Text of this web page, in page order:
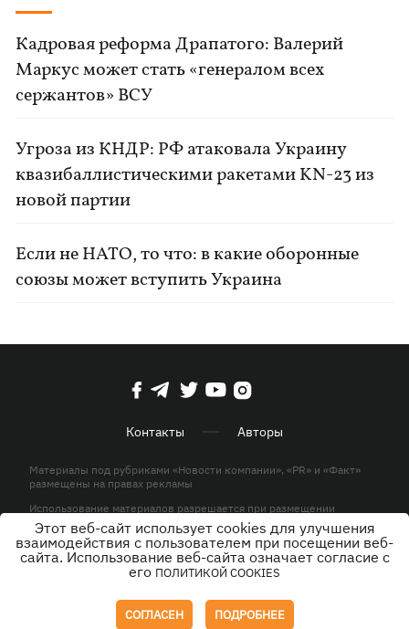
Кадровая реформа Драпатого: Валерий
Маркус может стать «генералом всех
сержантов» ВСУ
Угроза из КНДР: РФ атаковала Украину
квазибаллистическими ракетами KN-23 из
новой партии
Если не НАТО, то что: в какие оборонные
союзы может вступить Украина
Контакты Авторы
Материалы под рубриками «Новости компании», «PR» и «Факт»
размещены на правах рекламы
Использование материалов разрешается при размещении
активной гиперссылки на KP.UA в первом абзаце.
© ООО «ЮЛАВ МЕДИА»,2026. Все права защищены.
Этот веб-сайт использует cookies для улучшения
взаимодействия с пользователем при посещении веб-
сайта. Использование веб-сайта означает согласие с
его ПОЛИТИКОЙ COOKIES
СОГЛАСЕН ПОДРОБНЕЕ